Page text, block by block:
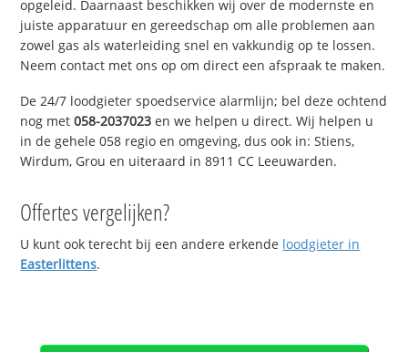
opgeleid. Daarnaast beschikken wij over de modernste en
juiste apparatuur en gereedschap om alle problemen aan
zowel gas als waterleiding snel en vakkundig op te lossen.
Neem contact met ons op om direct een afspraak te maken.
De 24/7 loodgieter spoedservice alarmlijn; bel deze ochtend
nog met058-2037023 en we helpen u direct. Wij helpen u
in de gehele 058 regio en omgeving, dus ook in: Stiens,
Wirdum, Grou en uiteraard in 8911 CC Leeuwarden.
Offertes vergelijken?
U kunt ook terecht bij een andere erkende loodgieter in
Easterlittens.